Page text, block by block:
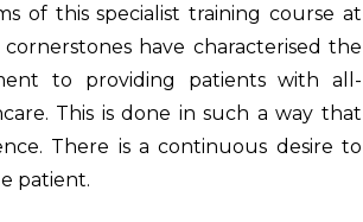
of this specialist training course at
have characterised the
to providing patients with all-
This is done in such a way that
There is a continuous desire to
patient.